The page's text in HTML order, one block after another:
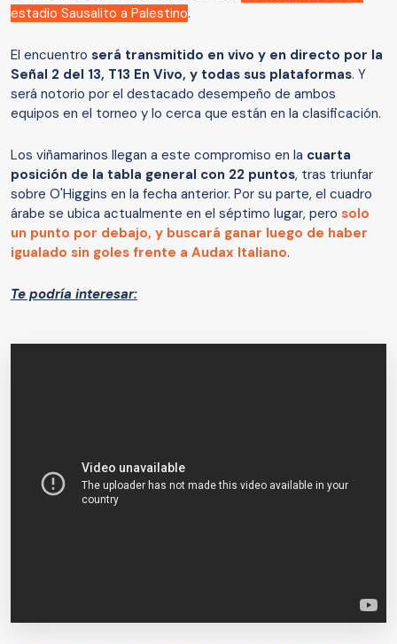
estadio Sausalito a Palestino.
El encuentro será transmitido en vivo y en directo por la
Señal 2 del 13, T13 En Vivo, y todas sus plataformas. Y
será notorio por el destacado desempeño de ambos
equipos en el torneo y lo cerca que están en la clasificación.
Los viñamarinos llegan a este compromiso en la cuarta
posición de la tabla general con 22 puntos, tras triunfar
sobre O'Higgins en la fecha anterior. Por su parte, el cuadro
árabe se ubica actualmente en el séptimo lugar, pero solo
un punto por debajo, y buscará ganar luego de haber
igualado sin goles frente a Audax Italiano.
Te podría interesar: